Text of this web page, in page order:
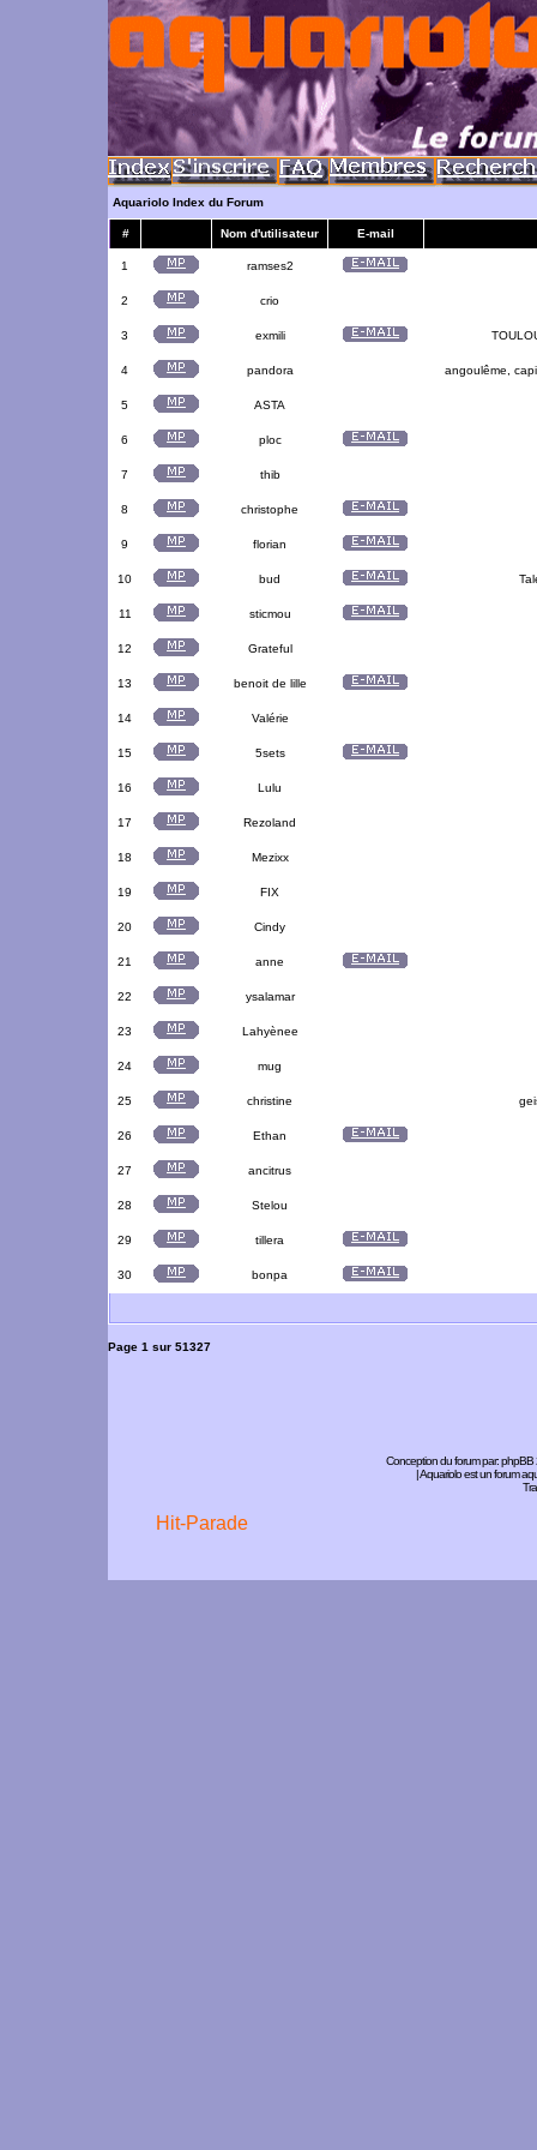
Aquariolo Index du Forum
# Nom d'utilisateur E-mail
1 ramses2
2 crio
3 exmili
4 pandora angoulême,
5 ASTA
6 ploc
7 thib
8 christophe
9 florian
10 bud
11 sticmou
12 Grateful
13 benoit de lille
14 Valérie
15 5sets
16 Lulu
17 Rezoland
18 Mezixx
19 FIX
20 Cindy
21 anne
22 ysalamar
23 Lahyènee
24 mug
25 christine
26 Ethan
27 ancitrus
28 Stelou
29 tillera
30 bonpa
Page 1 sur 51327
Conception du forum par:phpBB
| Aquariolo est un forum